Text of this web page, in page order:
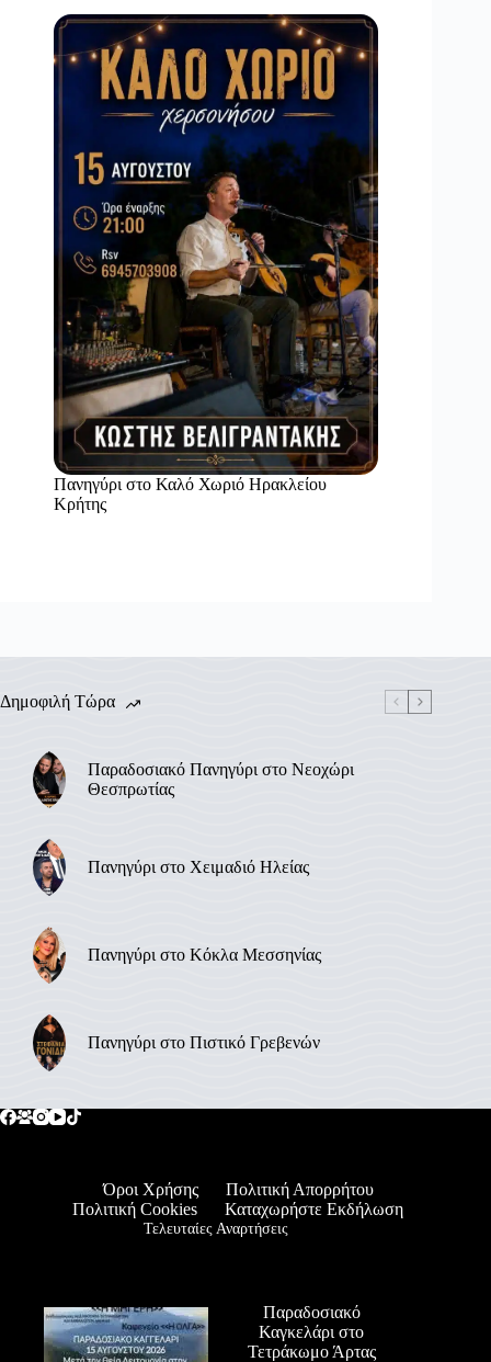
Πανηγύρι στο Καλό Χωριό Ηρακλείου
Κρήτης
Δημοφιλή Τώρα
Παραδοσιακό Πανηγύρι στο Νεοχώρι
Θεσπρωτίας
Πανηγύρι στο Χειμαδιό Ηλείας
Πανηγύρι στο Κόκλα Μεσσηνίας
Πανηγύρι στο Πιστικό Γρεβενών
Όροι Χρήσης
Πολιτική Απορρήτου
Πολιτική Cookies
Καταχωρήστε Εκδήλωση
Τελευταίες Αναρτήσεις
Παραδοσιακό
Καγκελάρι στο
Τετράκωμο Άρτας